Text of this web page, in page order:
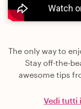
The only way to
Stay off-the-
awesome tips
Vedi tutti